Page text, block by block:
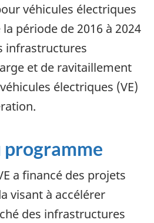
véhicules électriques
période de 2016 à 2024
infrastructures
et de ravitaillement
électriques (VE)
a financé des projets
visant à accélérer
des infrastructures